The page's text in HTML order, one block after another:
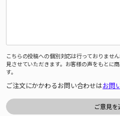
こちらの投稿への個別対応は行っておりませ
見させていただきます。お客様の声をもとに
す。
ご注文にかかわるお問い合わせはお問